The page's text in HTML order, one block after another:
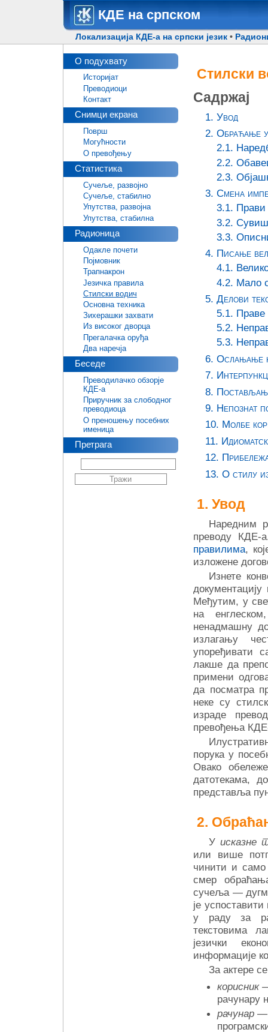
КДЕ на српском
Локализација КДЕ-а на српски језик •
Стилски
Садржај
1. Увод
2. Обраћање
2.1.
2.2.
2.3.
3. Смена
3.1. Прави
3.2.
3.3.
4. Писање
4.1.
4.2. Мало
5. Делови
5.1. Праве
5.2.
5.3.
6. Ослањање
7.
8.
9. Непознат
10. Молбе
11.
12.
13. О стилу
Увод
Наредним
преводу КДЕ-
правилима,
изложене
Изнете
Међутим, у
на
ненадмашну
излагању
упоређивати
лакше да
примени
да посматра
неке су
израде
превођења
порука у
Овако
датотекама,
представља
Уисказне
или више
чинити и
смер
сучеља —
је
у раду за
текстовима
језички
информације
За актере се
корисник—
рачунару
рачунар —
О подухвату
Историјат
Преводиоци
Контакт
Снимци екрана
Површ
Могућности
О превођењу
Статистика
Сучеље, развојно
Сучеље, стабилно
Упутства, развојна
Упутства, стабилна
Радионица
Одакле почети
Појмовник
Трапнакрон
Језичка правила
Стилски водич
Основна техника
Зихерашки захвати
Из високог дворца
Прегалачка оруђа
Два наречја
Беседе
Преводилачко обзорје
КДЕ-а
Приручник за слободног
преводиоца
О преношењу посебних
именица
Претрага